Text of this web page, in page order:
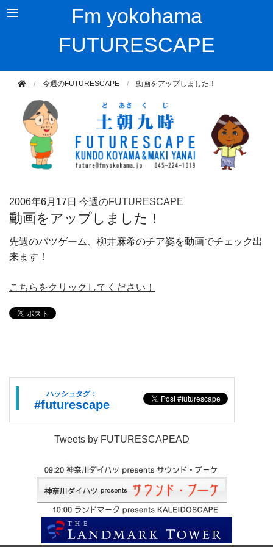
Fm yokohama
FUTURESCAPE
今週のFUTURESCAPE 動画をアップしました！
2006年6月17日 今週のFUTURESCAPE
動画をアップしました！
先週のバツゲーム、柳井麻希のチア姿を動画でチェック出
来ます！
こちらをクリックしてください！
ハッシュタグ：
#futurescape
Tweets by FUTURESCAPEAD